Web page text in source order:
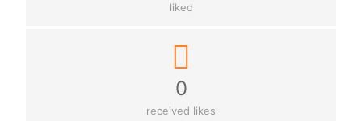
liked
0
received likes